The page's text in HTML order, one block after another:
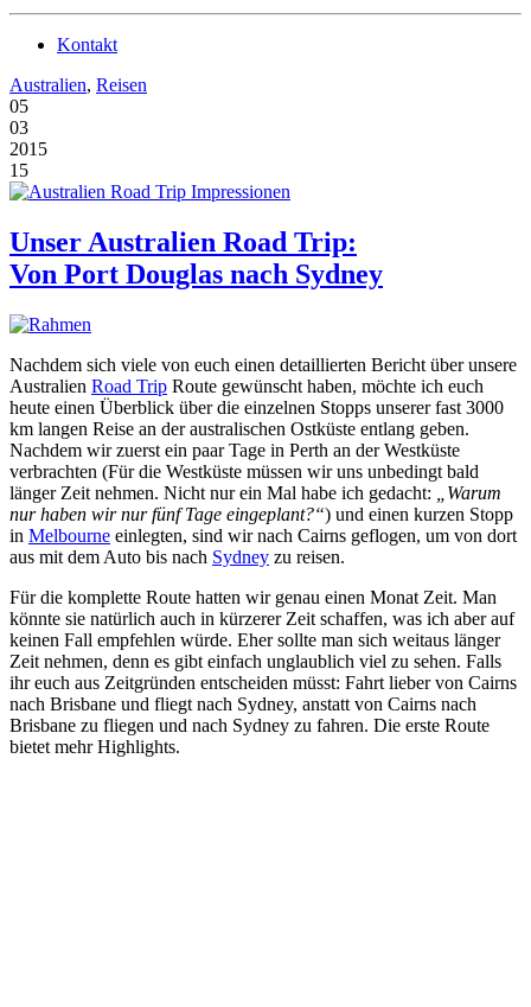
Kontakt
Australien, Reisen
05
03
2015
15
Unser Australien Road Trip:
Von Port Douglas nach Sydney
Nachdem sich viele von euch einen detaillierten Bericht über unsere
Australien Road Trip Route gewünscht haben, möchte ich euch
heute einen Überblick über die einzelnen Stopps unserer fast 3000
km langen Reise an der australischen Ostküste entlang geben.
Nachdem wir zuerst ein paar Tage in Perth an der Westküste
verbrachten (Für die Westküste müssen wir uns unbedingt bald
länger Zeit nehmen. Nicht nur ein Mal habe ich gedacht:
„Warum
nur haben wir nur fünf Tage eingeplant?“) und einen kurzen Stopp
in Melbourne einlegten, sind wir nach Cairns geflogen, um von dort
aus mit dem Auto bis nach Sydney zu reisen.
Für die komplette Route hatten wir genau einen Monat Zeit. Man
könnte sie natürlich auch in kürzerer Zeit schaffen, was ich aber auf
keinen Fall empfehlen würde. Eher sollte man sich weitaus länger
Zeit nehmen, denn es gibt einfach unglaublich viel zu sehen. Falls
ihr euch aus Zeitgründen entscheiden müsst: Fahrt lieber von Cairns
nach Brisbane und fliegt nach Sydney, anstatt von Cairns nach
Brisbane zu fliegen und nach Sydney zu fahren. Die erste Route
bietet mehr Highlights.